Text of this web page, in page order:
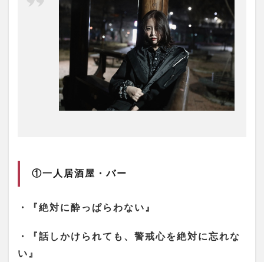
動！！
大・
ブ街
④地
下鉄
①一人居酒屋・バー
・『絶対に酔っぱらわない』
・『話しかけられても、警戒心を絶対に忘れな
い』